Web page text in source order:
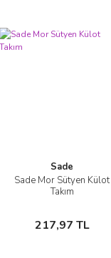
Sade
Sade Mor Sütyen Külot
Takım
217,97 TL
İncele
Sepete Ekle